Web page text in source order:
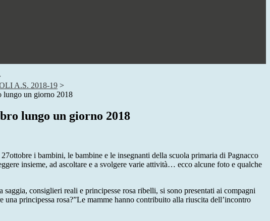
A.S. 2018-19 >
lungo un giorno 2018
lungo un giorno 2018
i bambini, le bambine e le insegnanti della scuola primaria di Pagnacco
insieme, ad ascoltare e a svolgere varie attività… ecco alcune foto e qualche
consiglieri reali e principesse rosa ribelli, si sono presentati ai compagni
principessa rosa?”Le mamme hanno contribuito alla riuscita dell’incontro